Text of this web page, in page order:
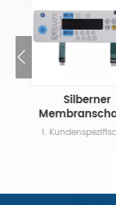
Silberner
Mit PET-
Schaltkreis